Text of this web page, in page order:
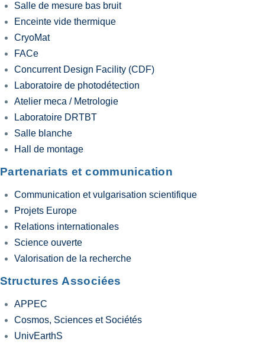
Salle de mesure bas bruit
Enceinte vide thermique
CryoMat
FACe
Concurrent Design Facility (CDF)
Laboratoire de photodétection
Atelier meca / Metrologie
Laboratoire DRTBT
Salle blanche
Hall de montage
Partenariats et communication
Communication et vulgarisation scientifique
Projets Europe
Relations internationales
Science ouverte
Valorisation de la recherche
Structures Associées
APPEC
Cosmos, Sciences et Sociétés
UnivEarthS